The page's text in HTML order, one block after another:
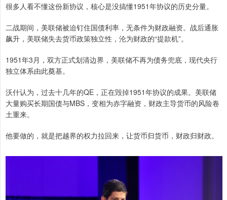
很多人看不懂这份新协议，核心是没搞懂1951年协议的历史分量。
二战期间，美联储被迫钉住国债利率，无条件为财政融资。战后通胀
飙升，美联储失去货币政策独立性，沦为财政的“提款机”。
1951年3月，双方正式划清边界，美联储不再为债务兜底，现代央行
独立体系由此奠基。
沃什认为，过去十几年的QE，正在毁掉1951年协议的成果。美联储
大量购买长期国债与MBS，变相为赤字融资，财政主导货币的风险卷
土重来。
他要做的，就是把越界的权力拉回来，让货币归货币，财政归财政。